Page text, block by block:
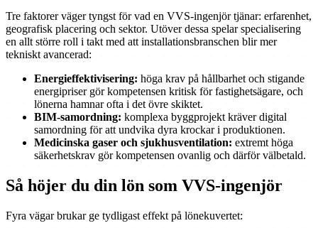
Tre faktorer väger tyngst för vad en VVS-ingenjör tjänar: erfarenhet,
geografisk placering och sektor. Utöver dessa spelar specialisering
en allt större roll i takt med att installationsbranschen blir mer
tekniskt avancerad:
Energieffektivisering: höga krav på hållbarhet och stigande
energipriser gör kompetensen kritisk för fastighetsägare, och
lönerna hamnar ofta i det övre skiktet.
BIM-samordning: komplexa byggprojekt kräver digital
samordning för att undvika dyra krockar i produktionen.
Medicinska gaser och sjukhusventilation: extremt höga
säkerhetskrav gör kompetensen ovanlig och därför välbetald.
Så höjer du din lön som VVS-ingenjör
Fyra vägar brukar ge tydligast effekt på lönekuvertet: